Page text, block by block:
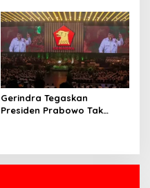
Pendidikan
Gerindra Tegaskan
Presiden Prabowo Tak